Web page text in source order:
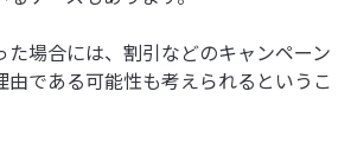
場合には、割引などのキャンペーン
である可能性も考えられるというこ